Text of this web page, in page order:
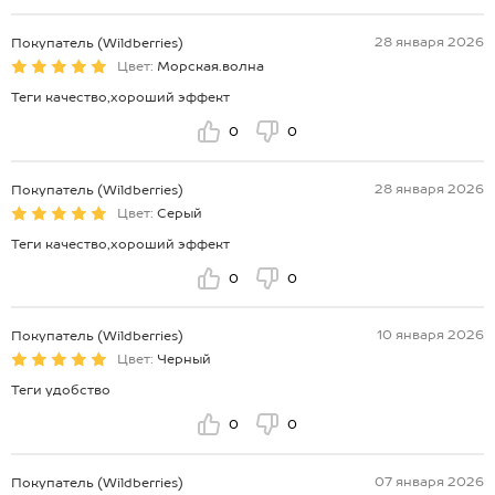
Покупатель (Wildberries)
28 января 2026
Цвет: Морская.волна
Теги качество,хороший эффект
0 0
Покупатель (Wildberries)
28 января 2026
Цвет: Серый
Теги качество,хороший эффект
0 0
Покупатель (Wildberries)
10 января 2026
Цвет: Черный
Теги удобство
0 0
Покупатель (Wildberries) 07 января 2026